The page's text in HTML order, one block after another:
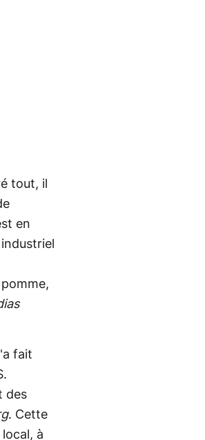
tout, il
en
fait
des
. Cette
à